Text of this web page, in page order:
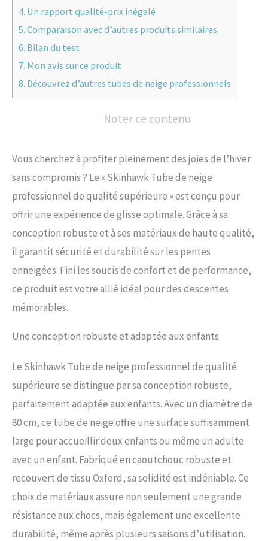
4. Un rapport qualité-prix inégalé
5. Comparaison avec d’autres produits similaires
6. Bilan du test
7. Mon avis sur ce produit
8. Découvrez d’autres tubes de neige professionnels
Noter ce contenu
Vous cherchez à profiter pleinement des joies de l’hiver
sans compromis ? Le « Skinhawk Tube de neige
professionnel de qualité supérieure » est conçu pour
offrir une expérience de glisse optimale. Grâce à sa
conception robuste et à ses matériaux de haute qualité,
il garantit sécurité et durabilité sur les pentes
enneigées. Fini les soucis de confort et de performance,
ce produit est votre allié idéal pour des descentes
mémorables.
Une conception robuste et adaptée aux enfants
Le Skinhawk Tube de neige professionnel de qualité
supérieure se distingue par sa conception robuste,
parfaitement adaptée aux enfants. Avec un diamètre de
80 cm, ce tube de neige offre une surface suffisamment
large pour accueillir deux enfants ou même un adulte
avec un enfant. Fabriqué en caoutchouc robuste et
recouvert de tissu Oxford, sa solidité est indéniable. Ce
choix de matériaux assure non seulement une grande
résistance aux chocs, mais également une excellente
durabilité, même après plusieurs saisons d’utilisation.